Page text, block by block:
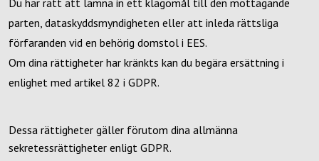
Du har rätt att lämna in ett klagomål till den mottagande
parten, dataskyddsmyndigheten eller att inleda rättsliga
förfaranden vid en behörig domstol i EES.
Om dina rättigheter har kränkts kan du begära ersättning i
enlighet med artikel 82 i GDPR.
Dessa rättigheter gäller förutom dina allmänna
sekretessrättigheter enligt GDPR.